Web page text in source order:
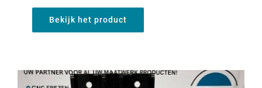
Bekijk het product